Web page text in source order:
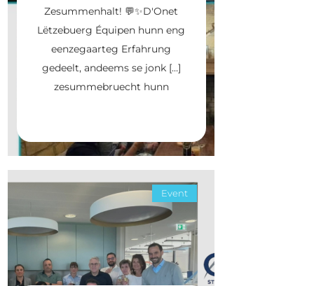
Zesummenhalt! 💬✨D'Onet
Lëtzebuerg Équipen hunn eng
eenzegaarteg Erfahrung
gedeelt, andeems se jonk […]
zesummebruecht hunn
Event